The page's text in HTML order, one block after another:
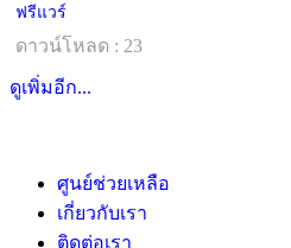
ฟรีแวร์
ดาวน์โหลด : 23
ดูเพิ่มอีก...
ศูนย์ช่วยเหลือ
เกี่ยวกับเรา
ติดต่อเรา